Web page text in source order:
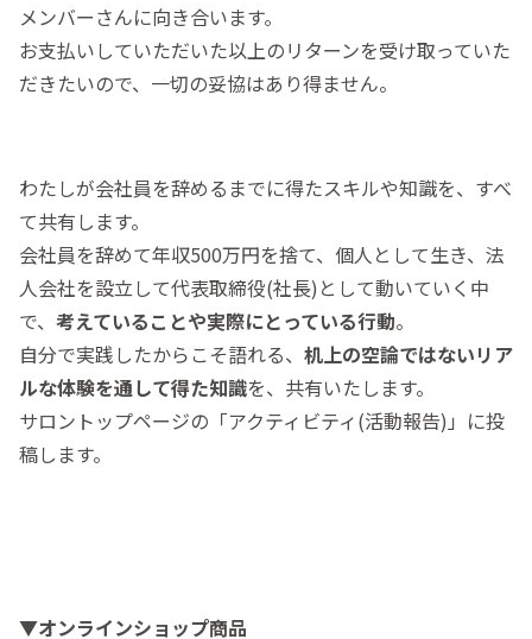
メンバーさんに向き合います。
お支払いしていただいた以上のリターンを受け取っていた
だきたいので、一切の妥協はあり得ません。
わたしが会社員を辞めるまでに得たスキルや知識を、すべ
て共有します。
会社員を辞めて年収500万円を捨て、個人として生き、法
人会社を設立して代表取締役(社長)として動いていく中
で、 考えていることや実際にとっている行動。
自分で実践したからこそ語れる、 机上の空論ではないリア
ルな体験を通して得た知識を、共有いたします。
サロントップページの「アクティビティ(活動報告)」に投
稿します。
▼オンラインショップ商品